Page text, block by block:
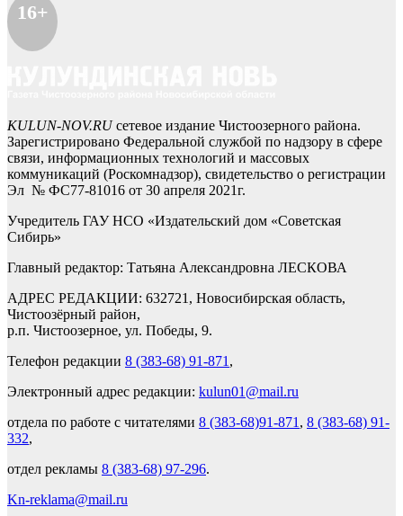
16+
KULUN-NOV.RUсетевое издание Чистоозерного района.
Зарегистрировано Федеральной службой по надзору в сфере
связи, информационных технологий и массовых
коммуникаций (Роскомнадзор), свидетельство о регистрации
Эл № ФС77-81016 от 30 апреля 2021г.
Учредитель ГАУ НСО «Издательский дом «Советская
Сибирь»
Главный редактор: Татьяна Александровна ЛЕСКОВА
АДРЕС РЕДАКЦИИ: 632721, Новосибирская область,
Чистоозёрный район,
р.п. Чистоозерное, ул. Победы, 9.
Телефон редакции 8 (383-68) 91-871 ,
Электронный адрес редакции: kulun01@mail.ru
отдела по работе с читателями 8 (383-68)91-871 , 8 (383-68) 91-
332,
отдел рекламы 8 (383-68) 97-296.
Kn-reklama@mail.ru